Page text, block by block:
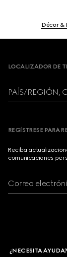
Décor &
LOCALIZADOR DE
PAÍS/REGIÓN,
REGÍSTRESE PARA
Reciba
comunicaciones
Correo
¿NECESITA AYUDA?